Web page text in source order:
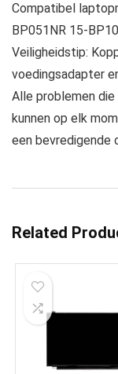
Compatibel
BP051NR 15-
Veiligheidstip:
voedingsadapter
Alle problemen
kunnen op elk
een bevredigende
Related